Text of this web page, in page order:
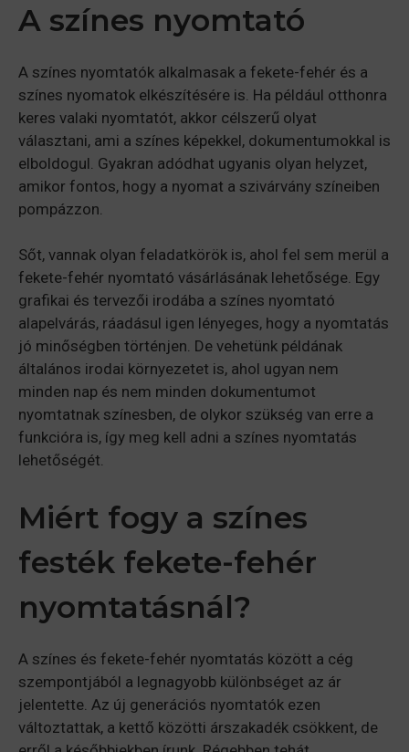
A színes nyomtató
A színes nyomtatók alkalmasak a fekete-fehér és a
színes nyomatok elkészítésére is. Ha például otthonra
keres valaki nyomtatót, akkor célszerű olyat
választani, ami a színes képekkel, dokumentumokkal is
elboldogul. Gyakran adódhat ugyanis olyan helyzet,
amikor fontos, hogy a nyomat a szivárvány színeiben
pompázzon.
Sőt, vannak olyan feladatkörök is, ahol fel sem merül a
fekete-fehér nyomtató vásárlásának lehetősége. Egy
grafikai és tervezői irodába a színes nyomtató
alapelvárás, ráadásul igen lényeges, hogy a nyomtatás
jó minőségben történjen. De vehetünk példának
általános irodai környezetet is, ahol ugyan nem
minden nap és nem minden dokumentumot
nyomtatnak színesben, de olykor szükség van erre a
funkcióra is, így meg kell adni a színes nyomtatás
lehetőségét.
Miért fogy a színes
festék fekete-fehér
nyomtatásnál?
A színes és fekete-fehér nyomtatás között a cég
szempontjából a legnagyobb különbséget az ár
jelentette. Az új generációs nyomtatók ezen
változtattak, a kettő közötti árszakadék csökkent, de